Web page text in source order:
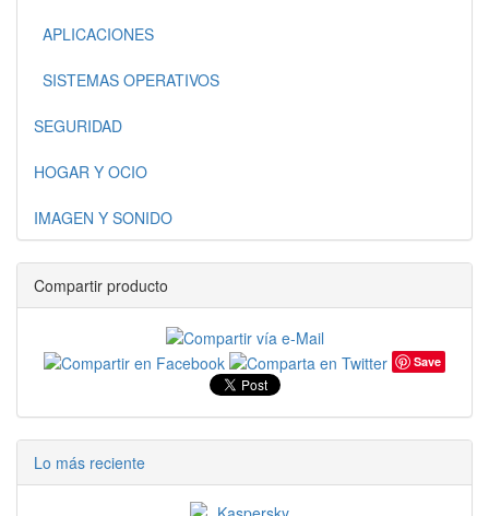
APLICACIONES
SISTEMAS OPERATIVOS
SEGURIDAD
HOGAR Y OCIO
IMAGEN Y SONIDO
Compartir producto
Save
Lo más reciente